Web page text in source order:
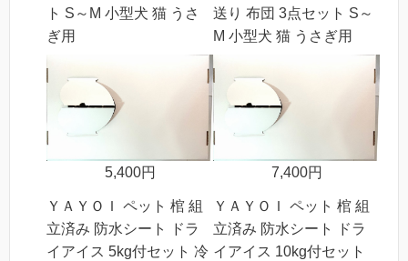
ト S～M 小型犬 猫 うさ
ぎ用
5,400円
送り 布団 3点セット S～
M 小型犬 猫 うさぎ用
7,400円
ＹＡＹＯＩ ペット 棺 組
立済み 防水シート ドラ
イアイス 5kg付セット 冷
ＹＡＹＯＩ ペット 棺 組
立済み 防水シート ドラ
イアイス 10kg付セット